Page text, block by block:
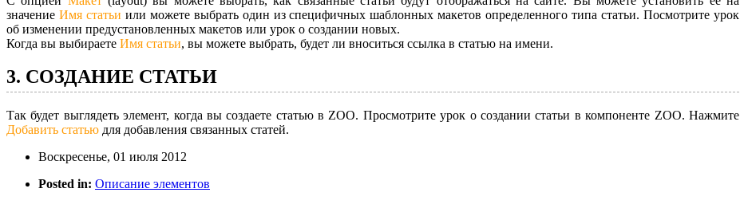
значение Имя статьи или можете выбрать один из специфичных шаблонных макетов определенного типа статьи. Посмотрите урок
об изменении предустановленных макетов или урок о создании новых.
Когда вы выбираете Имя статьи, вы можете выбрать, будет ли вноситься ссылка в статью на имени.
3. СОЗДАНИЕ СТАТЬИ
Так будет выглядеть элемент, когда вы создаете статью в ZOO. Просмотрите урок о создании статьи в компоненте ZOO. Нажмите
Добавить статью для добавления связанных статей.
Воскресенье, 01 июля 2012
Posted in: Описание элементов